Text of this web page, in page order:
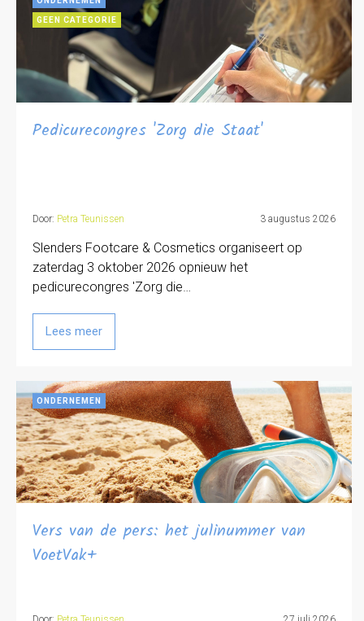
GEEN CATEGORIE
Pedicurecongres 'Zorg die Staat'
Door: Petra Teunissen 3 augustus 2026
Slenders Footcare & Cosmetics organiseert op
zaterdag 3 oktober 2026 opnieuw het
pedicurecongres 'Zorg die…
Lees meer
ONDERNEMEN
Vers van de pers: het julinummer van
VoetVak+